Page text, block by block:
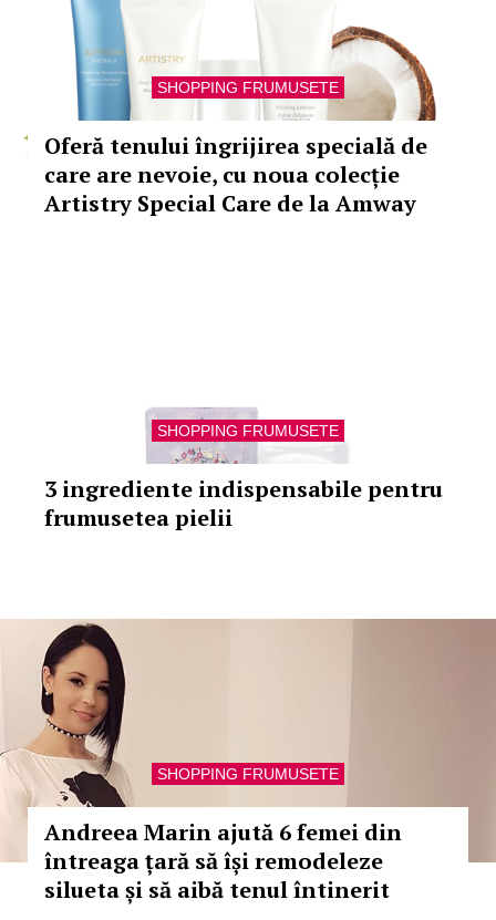
SHOPPING FRUMUSETE
Oferă tenului îngrijirea specială de
care are nevoie, cu noua colecție
Artistry Special Care de la Amway
SHOPPING FRUMUSETE
3 ingrediente indispensabile pentru
frumusetea pielii
SHOPPING FRUMUSETE
Andreea Marin ajută 6 femei din
întreaga țară să își remodeleze
silueta și să aibă tenul întinerit